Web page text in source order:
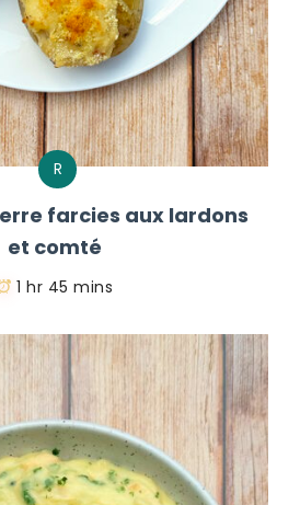
R
farcies aux lardons
et comté
1 hr 45 mins